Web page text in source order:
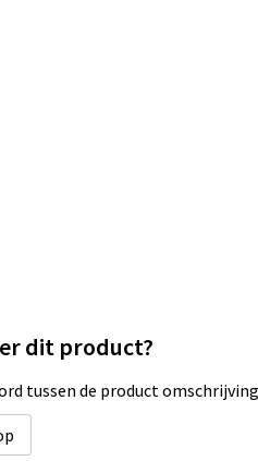
dit product?
tussen de product